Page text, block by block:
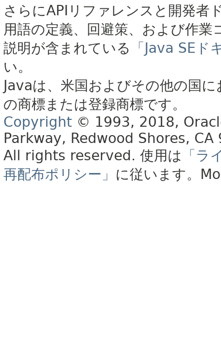
さらにAPIリファレンスと開発者
用語の定義、回避策、および作
説明が含まれている
「Java SE
い。
Javaは、米国およびその他の国
の商標または登録商標です。
Copyright © 1993, 2018,
Parkway, Redwood Shores, CA
All rights reserved. 使用は 「ラ
再配布ポリシー」 に従います。